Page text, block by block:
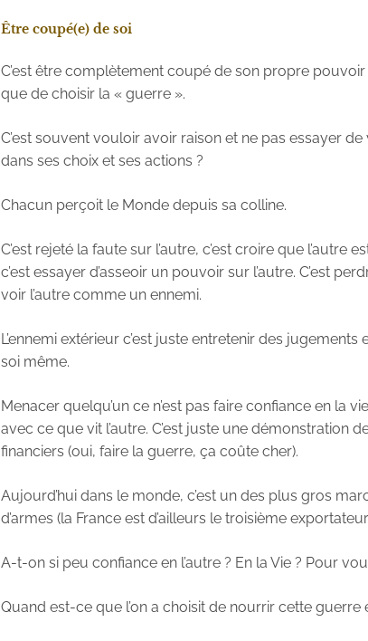
Être coupé(e) de soi
C’est être complètement coupé de son propre
que de choisir la « guerre ».
C’est souvent vouloir avoir raison et ne pas essayer de
dans ses choix et ses actions ?
Chacun perçoit le Monde depuis sa colline.
C’est rejeté la faute sur l’autre, c’est croire que l’autre
c’est essayer d’asseoir un pouvoir sur l’autre. C’est
voir l’autre comme un ennemi.
L’ennemi extérieur c’est juste entretenir des
soi même.
Menacer quelqu’un ce n’est pas faire confiance en la
avec ce que vit l’autre. C’est juste une démonstration
financiers (oui, faire la guerre, ça coûte cher).
Aujourd’hui dans le monde, c’est un des plus gros
d’armes (la France est d’ailleurs le troisième
A-t-on si peu confiance en l’autre ? En la Vie ? Pour
Quand est-ce que l’on a choisit de nourrir cette guerre